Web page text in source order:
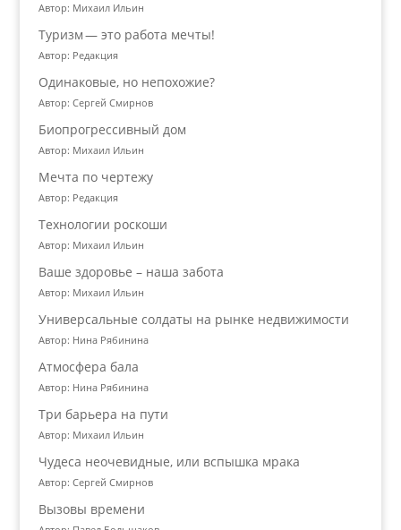
Автор: Михаил Ильин
Туризм — это работа мечты!
Автор: Редакция
Одинаковые, но непохожие?
Автор: Сергей Смирнов
Биопрогрессивный дом
Автор: Михаил Ильин
Мечта по чертежу
Автор: Редакция
Технологии роскоши
Автор: Михаил Ильин
Ваше здоровье – наша забота
Автор: Михаил Ильин
Универсальные солдаты на рынке недвижимости
Автор: Нина Рябинина
Атмосфера бала
Автор: Нина Рябинина
Три барьера на пути
Автор: Михаил Ильин
Чудеса неочевидные, или вспышка мрака
Автор: Сергей Смирнов
Вызовы времени